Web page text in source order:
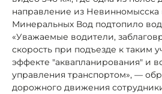
направление из Невинномысска
Минеральных Вод подтопило
«Уважаемые водители,
скорость при подъезде к таким
эффекте "аквапланирования" и
управления транспортом», —
дорожного движения